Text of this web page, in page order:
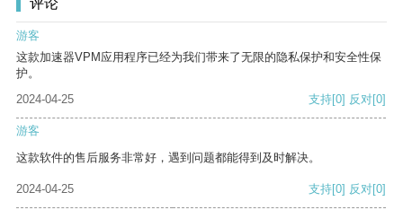
评论
游客
这款加速器VPM应用程序已经为我们带来了无限的隐私保护和安全性保
护。
2024-04-25
支持[0] 反对[0]
游客
这款软件的售后服务非常好，遇到问题都能得到及时解决。
2024-04-25 支持[0] 反对[0]